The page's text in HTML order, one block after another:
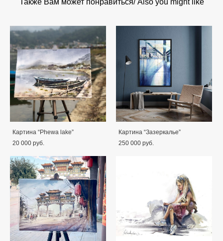
Также Вам может понравиться/ Also you might like
Картина “Phewa lake”
20 000 pуб.
Картина “Зазеркалье”
250 000 pуб.